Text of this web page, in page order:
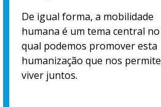
De igual forma, a mobilidade
humana é um tema central no
qual podemos promover esta
humanização que nos permite
viver juntos.